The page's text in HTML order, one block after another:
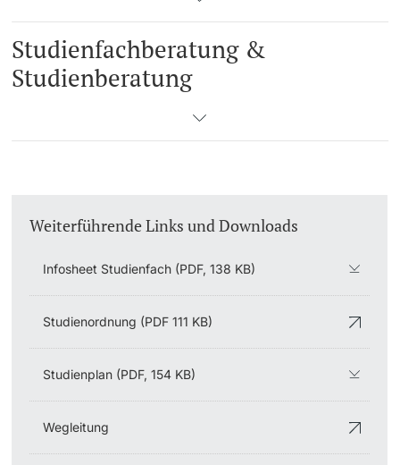
Studienfachberatung &
Studienberatung
Weiterführende Links und Downloads
Infosheet Studienfach (PDF, 138 KB)
Studienordnung (PDF 111 KB)
Studienplan (PDF, 154 KB)
Wegleitung